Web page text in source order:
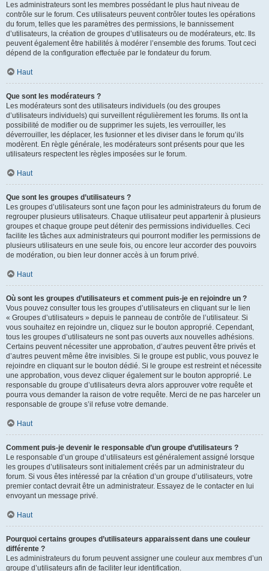
Les administrateurs sont les membres possédant le plus haut niveau de
contrôle sur le forum. Ces utilisateurs peuvent contrôler toutes les opérations
du forum, telles que les paramètres des permissions, le bannissement
d’utilisateurs, la création de groupes d’utilisateurs ou de modérateurs, etc. Ils
peuvent également être habilités à modérer l’ensemble des forums. Tout ceci
dépend de la configuration effectuée par le fondateur du forum.
Haut
Que sont les modérateurs ?
Les modérateurs sont des utilisateurs individuels (ou des groupes
d’utilisateurs individuels) qui surveillent régulièrement les forums. Ils ont la
possibilité de modifier ou de supprimer les sujets, les verrouiller, les
déverrouiller, les déplacer, les fusionner et les diviser dans le forum qu’ils
modèrent. En règle générale, les modérateurs sont présents pour que les
utilisateurs respectent les règles imposées sur le forum.
Haut
Que sont les groupes d’utilisateurs ?
Les groupes d’utilisateurs sont une façon pour les administrateurs du forum de
regrouper plusieurs utilisateurs. Chaque utilisateur peut appartenir à plusieurs
groupes et chaque groupe peut détenir des permissions individuelles. Ceci
facilite les tâches aux administrateurs qui pourront modifier les permissions de
plusieurs utilisateurs en une seule fois, ou encore leur accorder des pouvoirs
de modération, ou bien leur donner accès à un forum privé.
Haut
Où sont les groupes d’utilisateurs et comment puis-je en rejoindre un ?
Vous pouvez consulter tous les groupes d’utilisateurs en cliquant sur le lien
« Groupes d’utilisateurs » depuis le panneau de contrôle de l’utilisateur. Si
vous souhaitez en rejoindre un, cliquez sur le bouton approprié. Cependant,
tous les groupes d’utilisateurs ne sont pas ouverts aux nouvelles adhésions.
Certains peuvent nécessiter une approbation, d’autres peuvent être privés et
d’autres peuvent même être invisibles. Si le groupe est public, vous pouvez le
rejoindre en cliquant sur le bouton dédié. Si le groupe est restreint et nécessite
une approbation, vous devez cliquer également sur le bouton approprié. Le
responsable du groupe d’utilisateurs devra alors approuver votre requête et
pourra vous demander la raison de votre requête. Merci de ne pas harceler un
responsable de groupe s’il refuse votre demande.
Haut
Comment puis-je devenir le responsable d’un groupe d’utilisateurs ?
Le responsable d’un groupe d’utilisateurs est généralement assigné lorsque
les groupes d’utilisateurs sont initialement créés par un administrateur du
forum. Si vous êtes intéressé par la création d’un groupe d’utilisateurs, votre
premier contact devrait être un administrateur. Essayez de le contacter en lui
envoyant un message privé.
Haut
Pourquoi certains groupes d’utilisateurs apparaissent dans une couleur
différente ?
Les administrateurs du forum peuvent assigner une couleur aux membres d’un
groupe d’utilisateurs afin de faciliter leur identification.